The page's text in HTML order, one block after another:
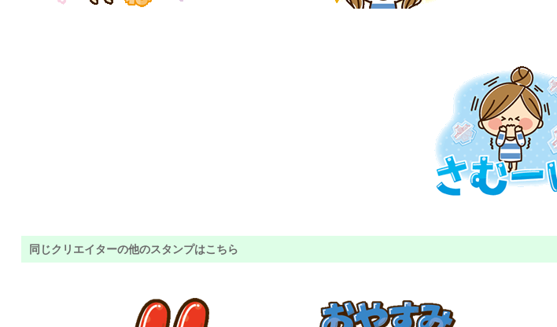
同じクリエイターの他のスタンプはこちら